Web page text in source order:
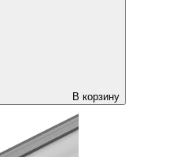
В корзину